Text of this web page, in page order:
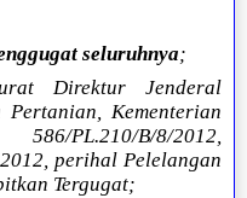
seluruhnya;
Direktur Jenderal
Kementerian
PL.210/B/8/2012,
perihal Pelelangan
Tergugat;